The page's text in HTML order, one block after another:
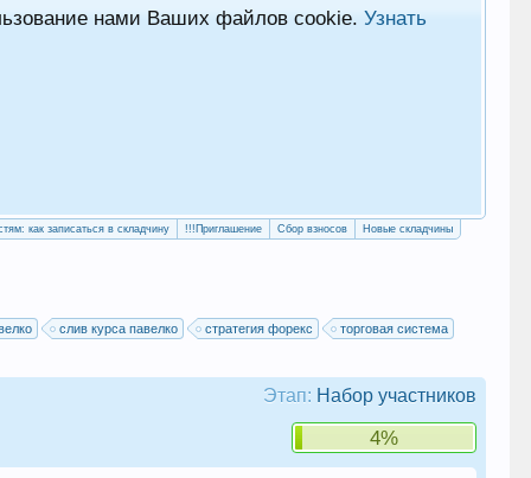
нами Ваших файлов cookie.Узнать
как записаться в складчину !!!Приглашение Сбор взносов Новые складчины
слив курса павелко стратегия форекс
торговая система
Этап: Набор участников
4%